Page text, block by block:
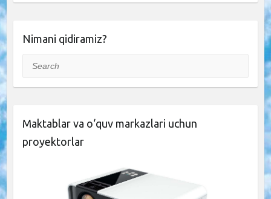
Nimani qidiramiz?
Search
Maktablar va o‘quv markazlari uchun
proyektorlar